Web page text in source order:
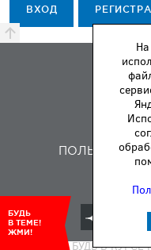
БУДЬ
В ТЕМЕ!
ЖМИ!
ВХОД
©
БУДЬ В КУРСЕ